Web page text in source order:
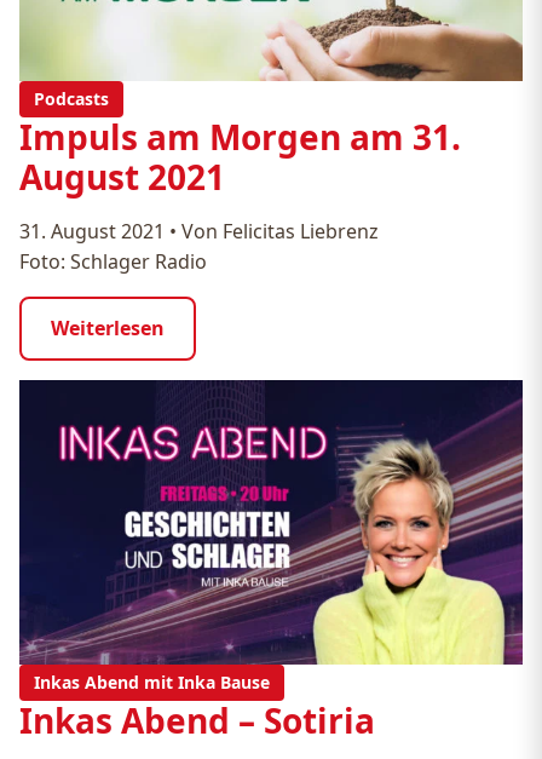
Podcasts
Impuls am Morgen am 31.
August 2021
31. August 2021 • Von Felicitas Liebrenz
Foto: Schlager Radio
Weiterlesen
Inkas Abend mit Inka Bause
Inkas Abend – Sotiria